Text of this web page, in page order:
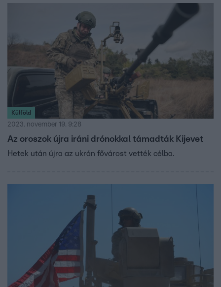
Külföld
2023. november 19. 9:28
Az oroszok újra iráni drónokkal támadták Kijevet
Hetek után újra az ukrán fővárost vették célba.